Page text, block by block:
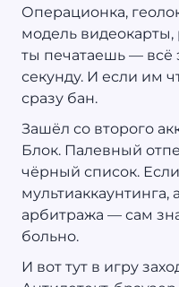
Операционка,
модель видеокарты,
ты печатаешь — всё
секунду. И если им
сразу бан.
Зашёл со второго
Блок. Палевный
чёрный список.
арбитража — сам
больно.
И вот тут в игру